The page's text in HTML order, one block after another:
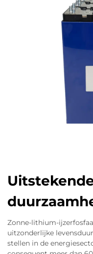
Zonne-lithium-
uitzonderlijke
stellen in de